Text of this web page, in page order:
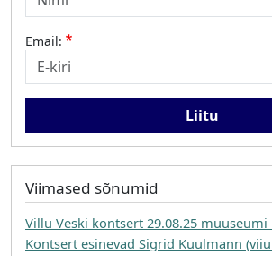
Email:
Viimased sõnumid
Villu Veski kontsert 29.08.25 muuseumi
Kontsert esinevad Sigrid Kuulmann